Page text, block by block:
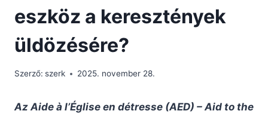
eszköz a keresztények
üldözésére?
Szerző: szerk 2025. november 28.
Az Aide à l’Église en détresse (AED) – Aid to the